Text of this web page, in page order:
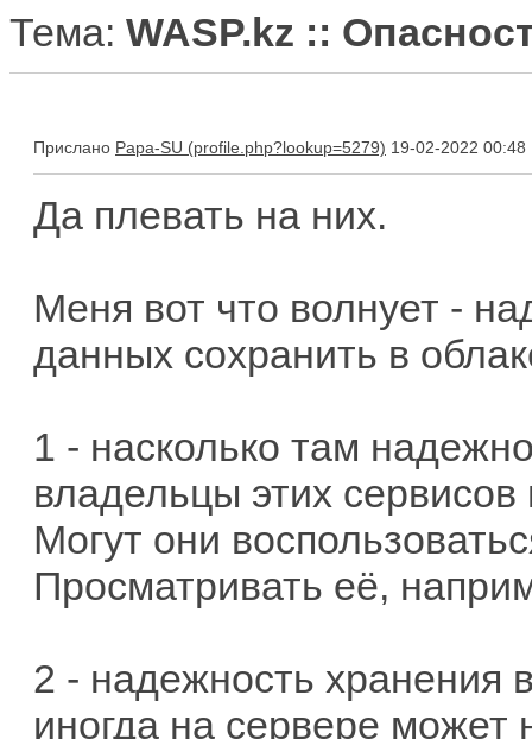
Тема: WASP.kz ::
Прислано Papa-SU 19-02-2022 00:48
Да плевать на них.
Меня вот что волнует -
данных сохранить в
1 - насколько там
владельцы этих
Могут они
Просматривать её,
2 - надежность хранения
иногда на сервере может